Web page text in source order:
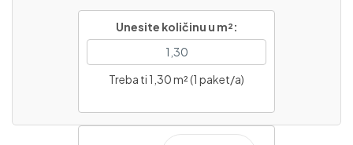
Unesite količinu u m²:
Treba ti 1,30 m² (1 paket/a)